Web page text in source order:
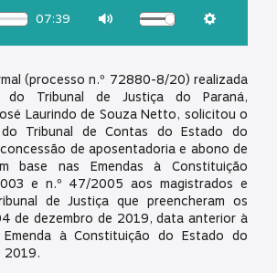
07:39
(processo n.º 72880-8/20) realizada
do Tribunal de Justiça do Paraná,
Laurindo de Souza Netto, solicitou o
do Tribunal de Contas do Estado do
de aposentadoria e abono de
base nas Emendas à Constituição
e n.º 47/2005 aos magistrados e
de Justiça que preencheram os
de dezembro de 2019, data anterior à
à Constituição do Estado do
2019.